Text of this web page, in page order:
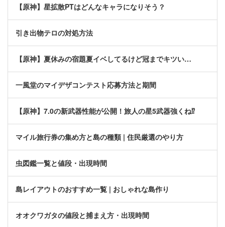
【原神】星拡散PTはどんなキャラになりそう？
引き出物テロの対処方法
【原神】夏休みの宿題夏イベしてるけど冠までキツい…
一風堂のマイデザコンテスト応募方法と期間
【原神】7.0の新武器性能が公開！旅人の星5武器強くね⁉
マイル旅行券の集め方と島の種類 | 住民厳選のやり方
虫図鑑一覧と値段・出現時間
島レイアウトのおすすめ一覧 | おしゃれな島作り
オオクワガタの値段と捕まえ方・出現時間